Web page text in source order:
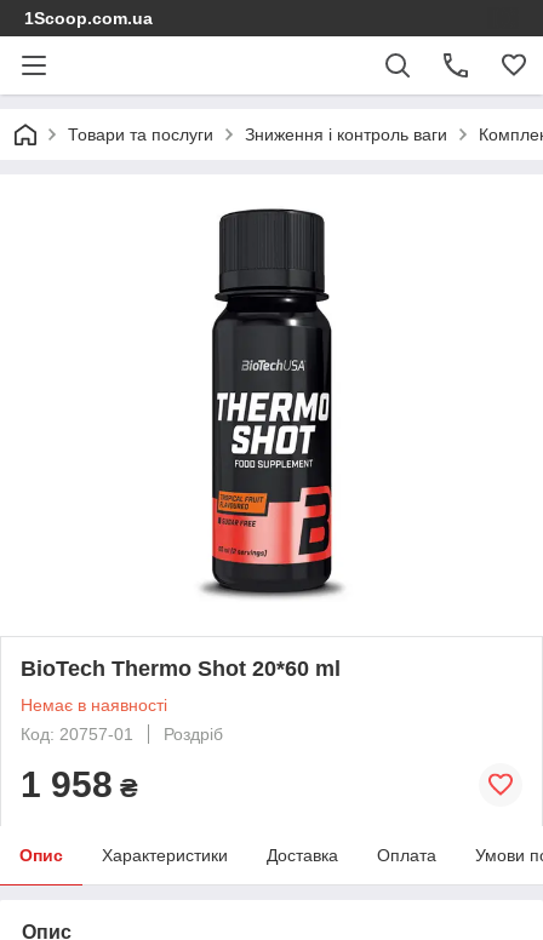
1Scoop.com.ua
Товари та послуги Зниження і контроль ваги
BioTech Thermo Shot 20*60 ml
Немає в наявності
Код: 20757-01
Роздріб
1 958 ₴
Опис Характеристики Доставка Оплата Умови
Опис